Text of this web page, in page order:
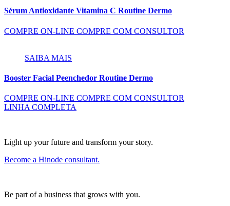
Sérum Antioxidante Vitamina C Routine Dermo
COMPRE ON-LINE COMPRE COM CONSULTOR
SAIBA MAIS
Booster Facial Peenchedor Routine Dermo
COMPRE ON-LINE COMPRE COM CONSULTOR
LINHA COMPLETA
Light up your future and transform your story.
Become a Hinode consultant.
Be part of a business that grows with you.